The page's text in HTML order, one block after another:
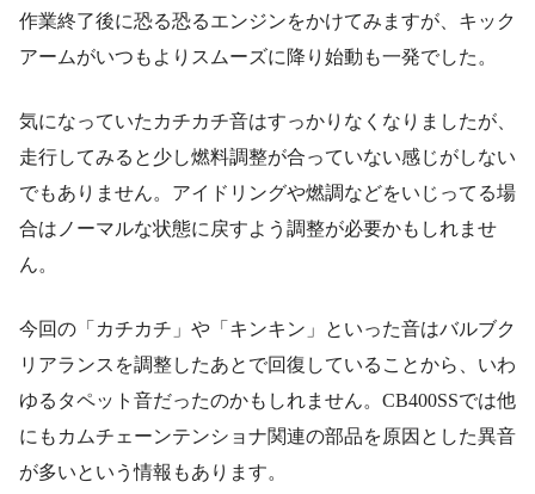
作業終了後に恐る恐るエンジンをかけてみますが、キック
アームがいつもよりスムーズに降り始動も一発でした。
気になっていたカチカチ音はすっかりなくなりましたが、
走行してみると少し燃料調整が合っていない感じがしない
でもありません。アイドリングや燃調などをいじってる場
合はノーマルな状態に戻すよう調整が必要かもしれませ
ん。
今回の「カチカチ」や「キンキン」といった音はバルブク
リアランスを調整したあとで回復していることから、いわ
ゆるタペット音だったのかもしれません。CB400SSでは他
にもカムチェーンテンショナ関連の部品を原因とした異音
が多いという情報もあります。